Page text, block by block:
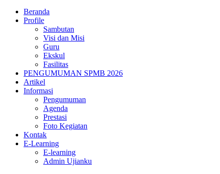
Beranda
Profile
Sambutan
Visi dan Misi
Guru
Ekskul
Fasilitas
PENGUMUMAN SPMB 2026
Artikel
Informasi
Pengumuman
Agenda
Prestasi
Foto Kegiatan
Kontak
E-Learning
E-learning
Admin Ujianku